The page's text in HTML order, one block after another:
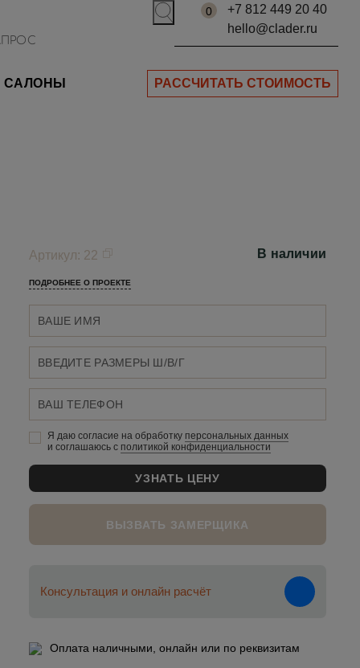
0
+7 812 449 20 40
hello@clader.ru
САЛОНЫ РАССЧИТАТЬ СТОИМОСТЬ
Артикул: 22 В наличии
ПОДРОБНЕЕ О ПРОЕКТЕ
Я даю согласие на обработку персональных данныx
и соглашаюсь c политикой конфиденциальности
ВЫЗВАТЬ ЗАМЕРЩИКА
Консультация и онлайн расчёт
Оплата наличными, онлайн или по реквизитам